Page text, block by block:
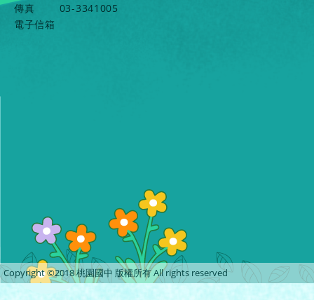
傳真
03-3341005
電子信箱
Copyright ©2018 桃園國中 版權所有 All rights reserved